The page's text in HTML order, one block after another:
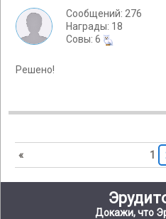
Сообщений: 276
Награды: 18
Cовы: 6
Решено!
« 1
Докажи, что